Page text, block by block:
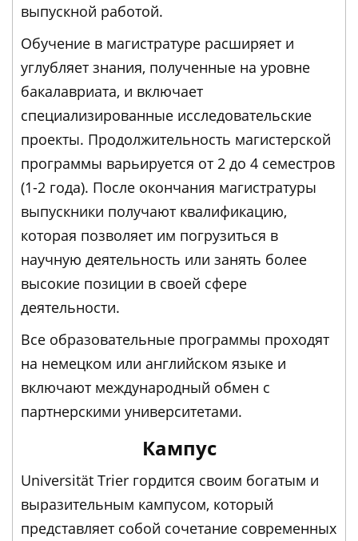
выпускной работой.
Обучение в магистратуре расширяет и
углубляет знания, полученные на уровне
бакалавриата, и включает
специализированные исследовательские
проекты. Продолжительность магистерской
программы варьируется от 2 до 4 семестров
(1-2 года). После окончания магистратуры
выпускники получают квалификацию,
которая позволяет им погрузиться в
научную деятельность или занять более
высокие позиции в своей сфере
деятельности.
Все образовательные программы проходят
на немецком или английском языке и
включают международный обмен с
партнерскими университетами.
Кампус
Universität Trier гордится своим богатым и
выразительным кампусом, который
представляет собой сочетание современных